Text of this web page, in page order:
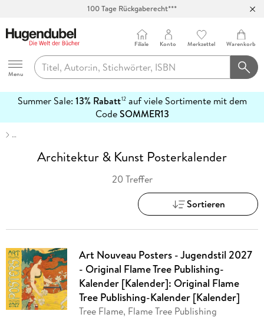
100 Tage Rückgaberecht***
Hugendubel
Menu
Filiale Konto Merkzettel Warenkorb
Summer Sale: 13% Rabatt12auf viele Sortimente mit dem
CodeSOMMER13
erfahren
…
Architektur & Kunst Posterkalender
20 Treffer
Sortieren
Art Nouveau Posters - Jugendstil 2027
- Original Flame Tree Publishing-
Kalender [Kalender]: Original Flame
Tree Publishing-Kalender [Kalender]
Tree Flame, Flame Tree Publishing